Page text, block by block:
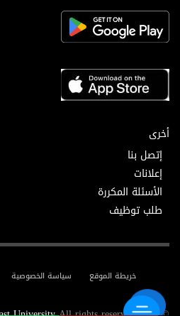
أخرى
إتصل بنا
إعلانات
الأسئلة المكررة
طلب توظيف
سياسة الخصوصية خريطة الموقع